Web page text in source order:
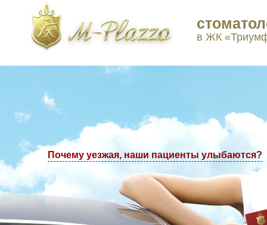
в ЖК
в Москве: +7(495) 223-77-97, +7(495) 223-77-98
Почему уезжая, наши пациенты улыбаются?